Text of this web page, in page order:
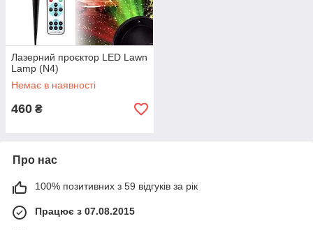
Лазерний проєктор LED Lawn
Lamp (N4)
Немає в наявності
460 ₴
Про нас
100% позитивних з 59 відгуків за рік
Працює з 07.08.2015